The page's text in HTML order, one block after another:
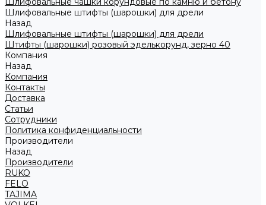
Шлифовальные штифты (шарошки) для дрели
Назад
Шлифовальные штифты (шарошки) для дрели
Штифты (шарошки) розовый эделькорунд, зерно 40
Компания
Назад
Компания
Контакты
Доставка
Статьи
Сотрудники
Политика конфиденциальности
Производители
Назад
Производители
RUKO
FELO
TAJIMA